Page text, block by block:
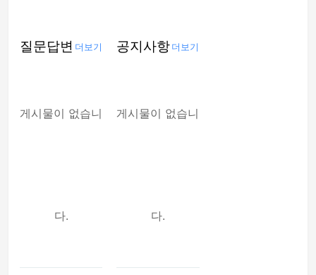
질문답변
게시물이 없습니
다.
더보기 공지사항
게시물이 없습니
다.
더보기